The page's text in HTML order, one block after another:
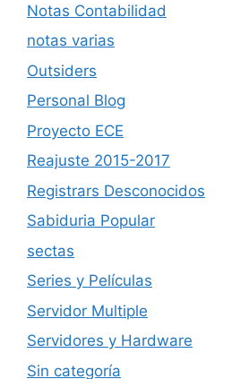
Notas Contabilidad
notas varias
Outsiders
Personal Blog
Proyecto ECE
Reajuste 2015-2017
Registrars Desconocidos
Sabiduria Popular
sectas
Series y Películas
Servidor Multiple
Servidores y Hardware
Sin categoría